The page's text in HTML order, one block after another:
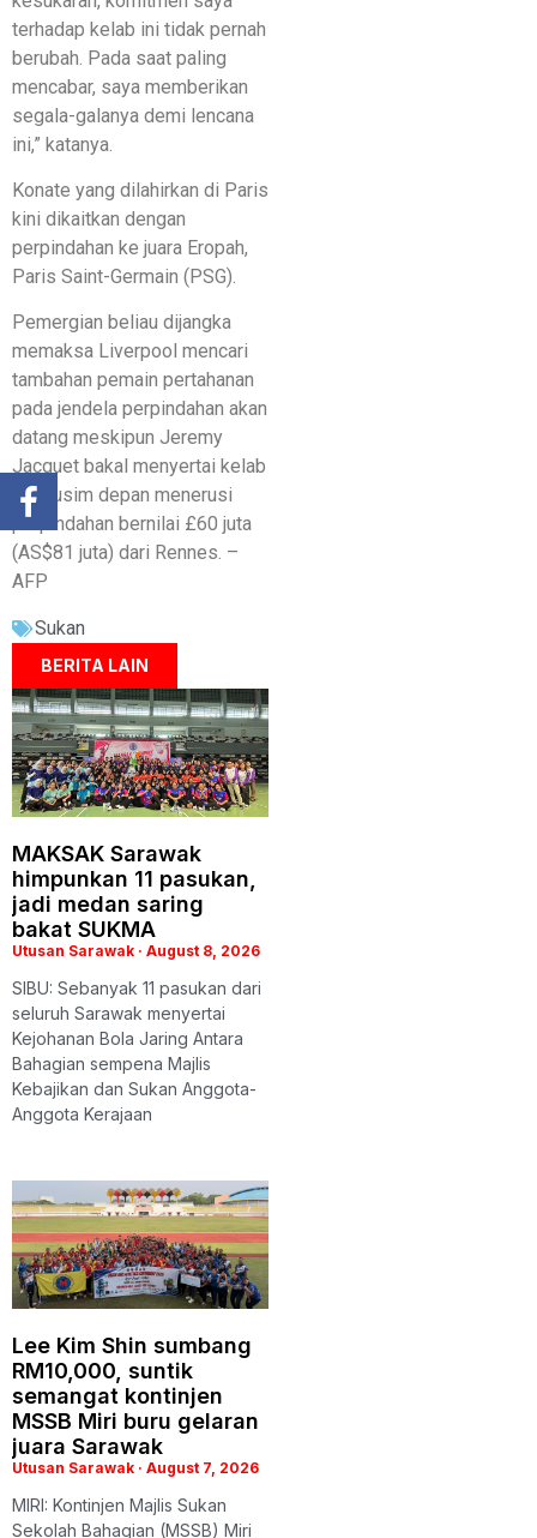
terhadap kelab ini tidak pernah
berubah. Pada saat paling
mencabar, saya memberikan
segala-galanya demi lencana
ini,” katanya.
Konate yang dilahirkan di Paris
kini dikaitkan dengan
perpindahan ke juara Eropah,
Paris Saint-Germain (PSG).
Pemergian beliau dijangka
memaksa Liverpool mencari
tambahan pemain pertahanan
pada jendela perpindahan akan
datang meskipun Jeremy
Jacquet bakal menyertai kelab
itu musim depan menerusi
perpindahan bernilai £60 juta
(AS$81 juta) dari Rennes. –
AFP
Sukan
BERITA LAIN
MAKSAK Sarawak
himpunkan 11 pasukan,
jadi medan saring
bakat SUKMA
Utusan Sarawak August 8, 2026
SIBU: Sebanyak 11 pasukan dari
seluruh Sarawak menyertai
Kejohanan Bola Jaring Antara
Bahagian sempena Majlis
Kebajikan dan Sukan Anggota-
Anggota Kerajaan
Lee Kim Shin sumbang
RM10,000, suntik
semangat kontinjen
MSSB Miri buru gelaran
juara Sarawak
Utusan Sarawak August 7, 2026
MIRI: Kontinjen Majlis Sukan
Sekolah Bahagian (MSSB) Miri